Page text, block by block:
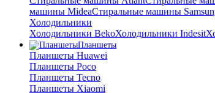
машины MideaСтиральные машины
Холодильники
Холодильники BekoХолодильники Indesit
Планшеты
Планшеты Huawei
Планшеты Poco
Планшеты Tecno
Планшеты Xiaomi